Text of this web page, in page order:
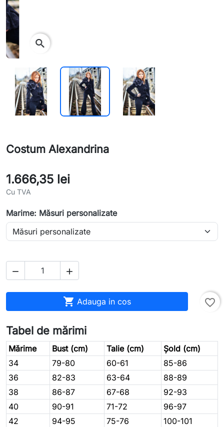
Costum Alexandrina
1.666,35 lei
Cu TVA
Marime: Măsuri personalizate
 
 Adauga in cos favorite_border
Tabel de mărimi
Mărime Bust (cm) Talie (cm)
Șold (cm)
34
79-80 60-61
85-86
36
82-83 63-64
88-89
38
86-87 67-68
92-93
40
90-91 71-72
96-97
42
94-95 75-76
100-101